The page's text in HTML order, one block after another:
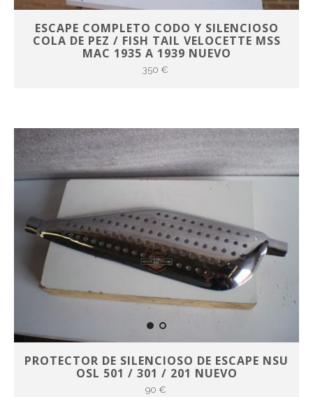
ESCAPE COMPLETO CODO Y SILENCIOSO
COLA DE PEZ / FISH TAIL VELOCETTE MSS
MAC 1935 A 1939 NUEVO
350 €
PROTECTOR DE SILENCIOSO DE ESCAPE NSU
OSL 501 / 301 / 201 NUEVO
90 €